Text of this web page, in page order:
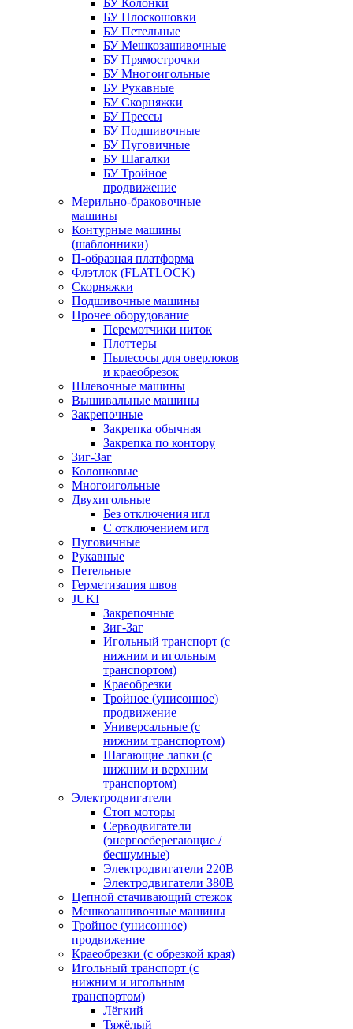
БУ Колонки
БУ Плоскошовки
БУ Петельные
БУ Мешкозашивочные
БУ Прямострочки
БУ Многоигольные
БУ Рукавные
БУ Скорняжки
БУ Прессы
БУ Подшивочные
БУ Пуговичные
БУ Шагалки
БУ Тройное
продвижение
Мерильно-браковочные
машины
Контурные машины
(шаблонники)
П-образная платформа
Флэтлок (FLATLOCK)
Скорняжки
Подшивочные машины
Прочее оборудование
Перемотчики ниток
Плоттеры
Пылесосы для оверлоков
и краеобрезок
Шлевочные машины
Вышивальные машины
Закрепочные
Закрепка обычная
Закрепка по контору
Зиг-Заг
Колонковые
Многоигольные
Двухигольные
Без отключения игл
С отключением игл
Пуговичные
Рукавные
Петельные
Герметизация швов
JUKI
Закрепочные
Зиг-Заг
Игольный транспорт (с
нижним и игольным
транспортом)
Краеобрезки
Тройное (унисонное)
продвижение
Универсальные (с
нижним транспортом)
Шагающие лапки (с
нижним и верхним
транспортом)
Электродвигатели
Стоп моторы
Серводвигатели
(энергосберегающие /
бесшумные)
Электродвигатели 220В
Электродвигатели 380В
Цепной стачивающий стежок
Мешкозашивочные машины
Тройное (унисонное)
продвижение
Краеобрезки (с обрезкой края)
Игольный транспорт (с
нижним и игольным
транспортом)
Лёгкий
Тяжёлый